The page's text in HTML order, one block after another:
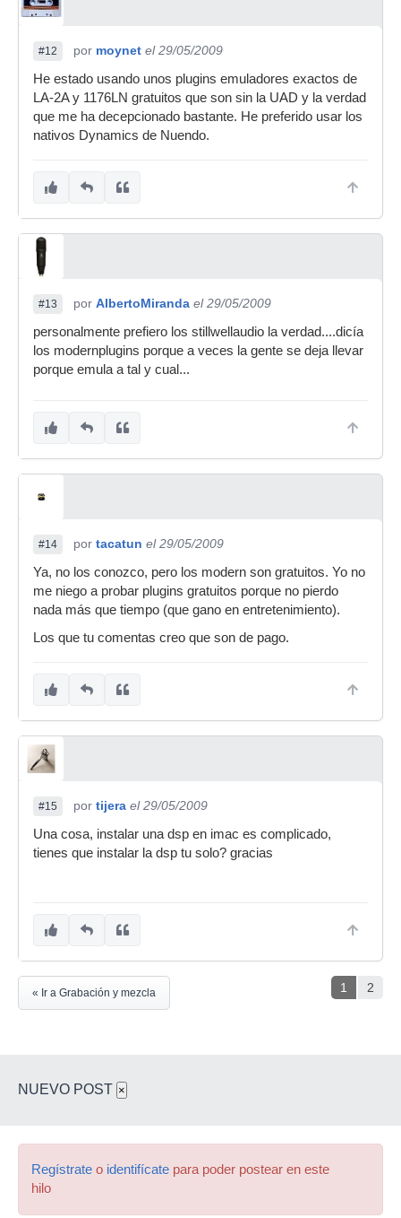
#12 por moynet el 29/05/2009
He estado usando unos plugins emuladores exactos de
LA-2A y 1176LN gratuitos que son sin la UAD y la verdad
que me ha decepcionado bastante. He preferido usar los
nativos Dynamics de Nuendo.
#13 por AlbertoMiranda el 29/05/2009
personalmente prefiero los stillwellaudio la verdad....dicía
los modernplugins porque a veces la gente se deja llevar
porque emula a tal y cual...
#14 por tacatun el 29/05/2009
Ya, no los conozco, pero los modern son gratuitos. Yo no
me niego a probar plugins gratuitos porque no pierdo
nada más que tiempo (que gano en entretenimiento).
Los que tu comentas creo que son de pago.
#15 por tijera el 29/05/2009
Una cosa, instalar una dsp en imac es complicado,
tienes que instalar la dsp tu solo? gracias
1 2
« Ir a Grabación y mezcla
NUEVO POST ×
Regístrate o identifícate para poder postear en este
hilo